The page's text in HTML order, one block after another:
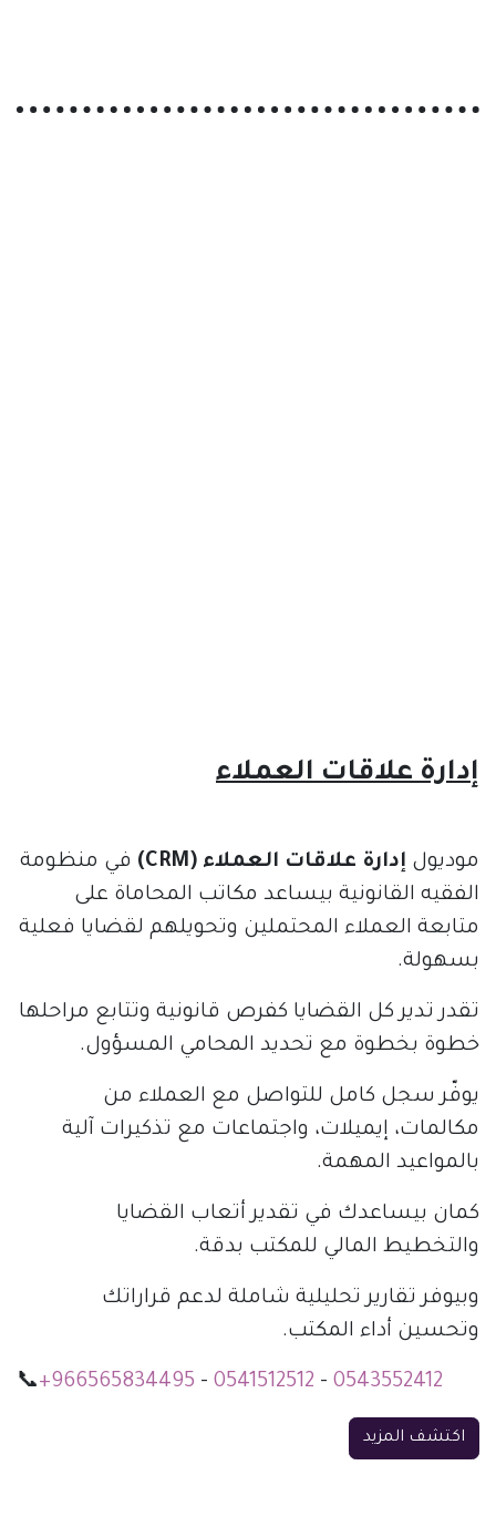
إدارة علاقات العملاء
موديول إدارة علاقات العملاء (CRM)
في منظومة
الفقيه القانونية بيساعد مكاتب المحاماة على
متابعة العملاء المحتملين وتحويلهم لقضايا فعلية
بسهولة.
تقدر تدير كل القضايا كفرص قانونية وتتابع مراحلها
خطوة بخطوة مع تحديد المحامي المسؤول.
يوفّر سجل كامل للتواصل مع العملاء من
مكالمات، إيميلات، واجتماعات مع تذكيرات آلية
بالمواعيد المهمة.
كمان بيساعدك في تقدير أتعاب القضايا
والتخطيط المالي للمكتب بدقة.
وبيوفر تقارير تحليلية شاملة لدعم قراراتك
وتحسين أداء المكتب.
📞+966565834495 - 0541512512 - 0543552412
اكتشف المزيد